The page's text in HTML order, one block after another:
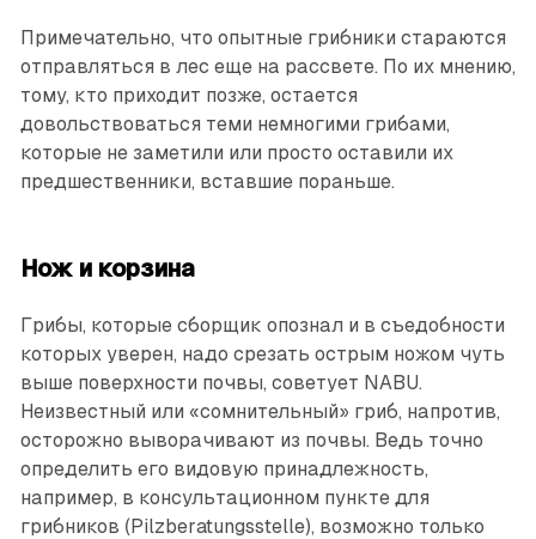
Примечательно, что опытные грибники стараются
отправляться в лес еще на рассвете. По их мнению,
тому, кто приходит позже, остается
довольствоваться теми немногими грибами,
которые не заметили или просто оставили их
предшественники, вставшие пораньше.
Нож и корзина
Грибы, которые сборщик опознал и в съедобности
которых уверен, надо срезать острым ножом чуть
выше поверхности почвы, советует NABU.
Неизвестный или «сомнительный» гриб, напротив,
осторожно выворачивают из почвы. Ведь точно
определить его видовую принадлежность,
например, в консультационном пункте для
грибников (Pilzberatungsstelle), возможно только